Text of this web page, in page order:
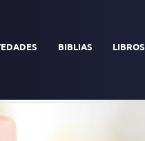
BIBLIAS LIBROS